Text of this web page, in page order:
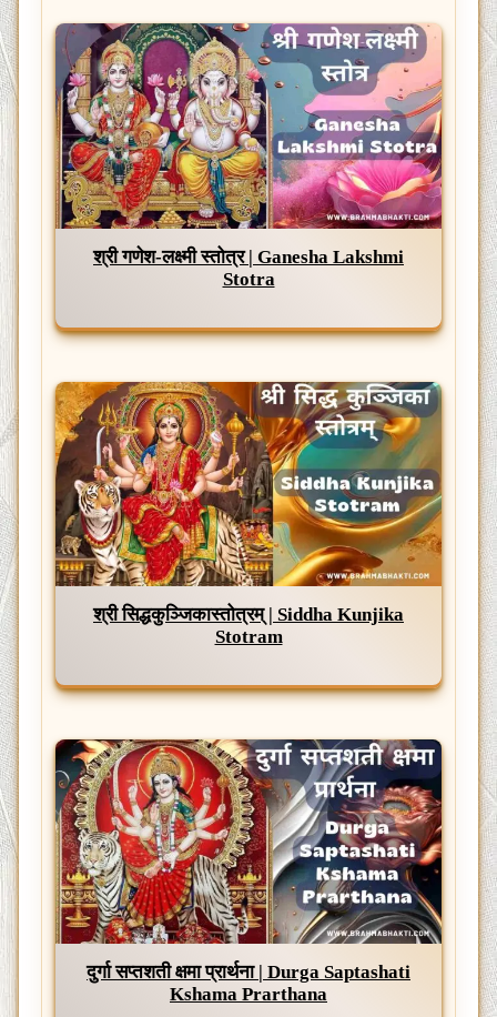
श्री गणेश-लक्ष्मी स्तोत्र | Ganesha Lakshmi
Stotra
श्री सिद्धकुञ्जिकास्तोत्रम् | Siddha Kunjika
Stotram
दुर्गा सप्तशती क्षमा प्रार्थना | Durga Saptashati
Kshama Prarthana